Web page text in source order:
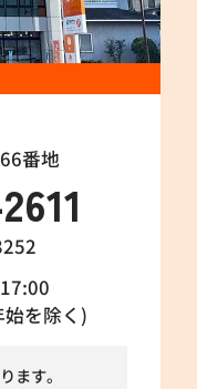
番地
を除く)
ます。